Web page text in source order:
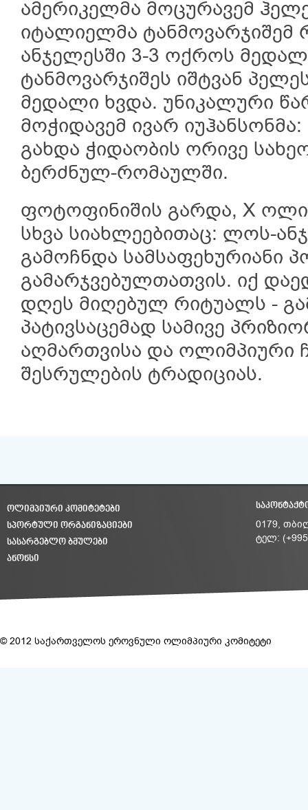
ამერიკელმა მოცურავემ
იტალიელმა
ანჯელესში 3-3 ოქროს
ტანმოვარჯიშეს იშტვან
მედალი ხვდა. უნიკალური
მოჭიდავემ ივარ
გახდა ჭიდაობის ორივე
ბერძნულ-რომაულში.
ფოტოფინიშის გარდა, X
სხვა სიახლეებითაც: ლოს-
გამოჩნდა სამსაფეხურიანი
გამარჯვებულთათვის. იქ
დღეს მიღებულ რიტუალს -
პატივსაცემად სამივე
აღმართვისა და ოლიმპიური
შესრულების ტრადიციას.
ᲝᲚᲘᲛᲞᲘᲣᲠᲘ ᲙᲝᲛᲘᲢᲔᲢᲔᲑᲘ
ᲡᲞᲝᲠᲢᲣᲚᲘ ᲝᲠᲒᲐᲜᲘᲖᲐᲪᲘᲔᲑᲘ
ᲡᲐᲡᲐᲠᲒᲔᲑᲚᲝ ᲑᲛᲣᲚᲔᲑᲘ
ᲐᲜᲝᲜᲡᲘ
0179,
ტელ: (+995
© 2012 საქართველოს ეროვნული ოლიმპიური კომიტეტი